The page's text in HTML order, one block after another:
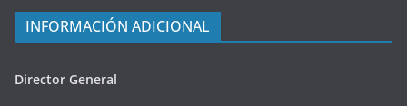
INFORMACIÓN ADICIONAL
Director General